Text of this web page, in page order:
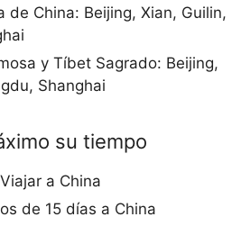
de China: Beijing, Xian, Guilin,
y Tíbet Sagrado: Beijing,
Shanghai
su tiempo
a China
de 15 días a China